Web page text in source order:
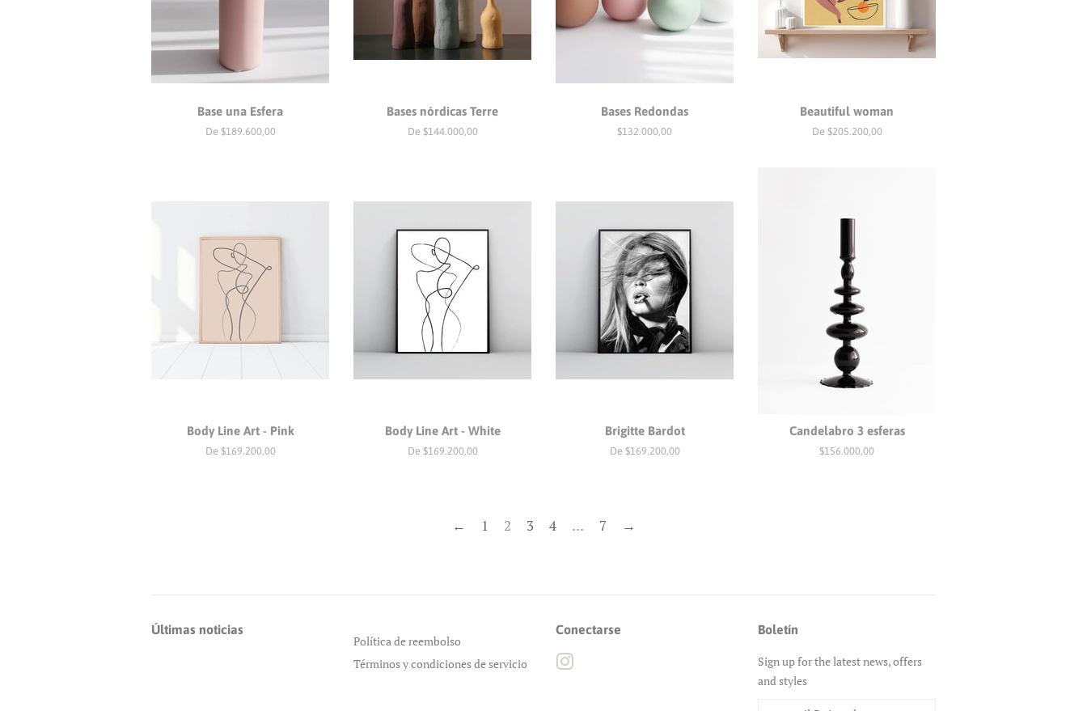
Base una Esfera
De $189.600,00
Bases nórdicas Terre
De $144.000,00
Bases Redondas
Precio
$132.000,00
Beautiful woman
De $205.200,00
Body Line Art - Pink
De $169.200,00
Body Line Art - White
De $169.200,00
Brigitte Bardot
De $169.200,00
Candelabro 3 esferas
Precio
$156.000,00
← 1 2 3 4 … 7 →
Últimas noticias
Política de reembolso
Términos y condiciones de servicio
Conectarse Boletín
Sign up for the latest news, offers
and styles